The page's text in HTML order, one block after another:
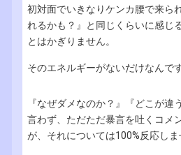
初対面でいきなりケンカ腰で来ら
れるかも？』と同じくらいに感じ
とはかぎりません。
そのエネルギーがないだけなんで
『なぜダメなのか？』『どこが違
言わず、ただただ暴言を吐くコメ
が、それについては100%反応しま